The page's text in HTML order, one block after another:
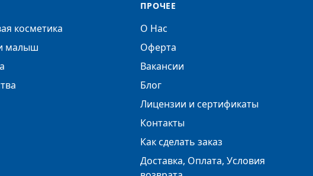
косметика
малыш
ПРОЧЕЕ
О Нас
Оферта
Вакансии
Блог
Лицензии и сертификаты
Контакты
Как сделать заказ
Доставка, Оплата, Условия